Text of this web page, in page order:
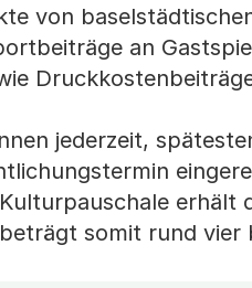
von
an
jederzeit,
erhält
somit rund vier